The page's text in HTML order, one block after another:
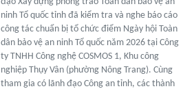
ninh Tổ quốc tỉnh đã kiểm tra và nghe báo cáo
công tác chuẩn bị tổ chức điểm Ngày hội Toàn
dân bảo vệ an ninh Tổ quốc năm 2026 tại Công
ty TNHH Công nghệ COSMOS 1, Khu công
nghiệp Thụy Vân (phường Nông Trang). Cùng
tham gia có lãnh đạo Công an tỉnh, các thành